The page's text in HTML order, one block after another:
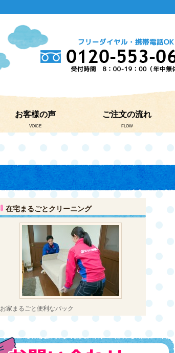
お客様の声
VOICE
ご注文の流れ
FLOW
在宅まるごとクリーニング
お家まるごと便利なパック